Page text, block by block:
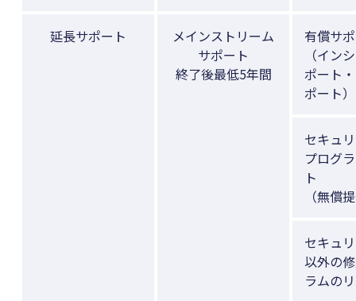
延長サポート
メインストリーム
サポート
終了後最低5年間
有償サ
（イン
ポート
ポート）
セキュ
プログ
ト
（無償
セキュ
以外の
ラムの